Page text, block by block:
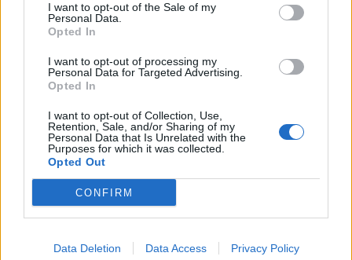
I want to opt-out of the Sale of my
Personal Data.
Opted In
I want to opt-out of processing my
Personal Data for Targeted Advertising.
Opted In
I want to opt-out of Collection, Use,
Retention, Sale, and/or Sharing of my
Personal Data that Is Unrelated with the
Purposes for which it was collected.
Opted Out
CONFIRM
Data Deletion Data Access Privacy Policy
Πρωινή